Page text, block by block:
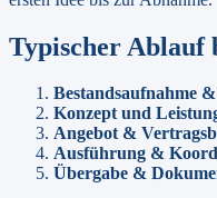
Typischer Ablauf
Bestandsaufnahme
Konzept und
Angebot &
Ausführung &
Übergabe &